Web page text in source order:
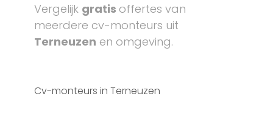
Vergelijk gratis offertes van
meerdere cv-monteurs uit
Terneuzen en omgeving.
Cv-monteurs in Terneuzen